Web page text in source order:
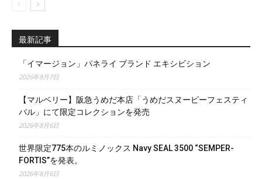
最新記事
「イマージョン」パネライ ブランド エキシビション
2026年8月7日
【マルベリー】阪急うめだ本店「うめだスヌーピーフェスティ
バル」にて限定コレクションを発売
2026年8月6日
世界限定775本のルミノックス Navy SEAL 3500 “SEMPER-
FORTIS”を発表。
2026年8月6日